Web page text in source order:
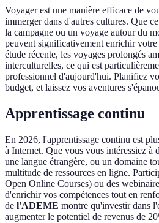
Voyager est une manière efficace de
immerger dans d'autres cultures. Que
la campagne ou un voyage autour du
peuvent significativement enrichir
étude récente, les voyages prolongés
interculturelles, ce qui est
professionnel d'aujourd'hui. Planifiez
budget, et laissez vos aventures
Apprentissage continu
En 2026, l'apprentissage continu est
à Internet. Que vous vous intéressiez à
une langue étrangère, ou un domaine
multitude de ressources en ligne.
Open Online Courses) ou des
d'enrichir vos compétences tout en
de l'ADEME montre qu'investir dans
augmenter le potentiel de revenus de